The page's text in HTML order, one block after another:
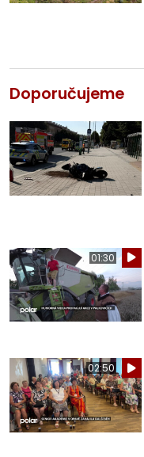
Doporučujeme
01:30
02:50